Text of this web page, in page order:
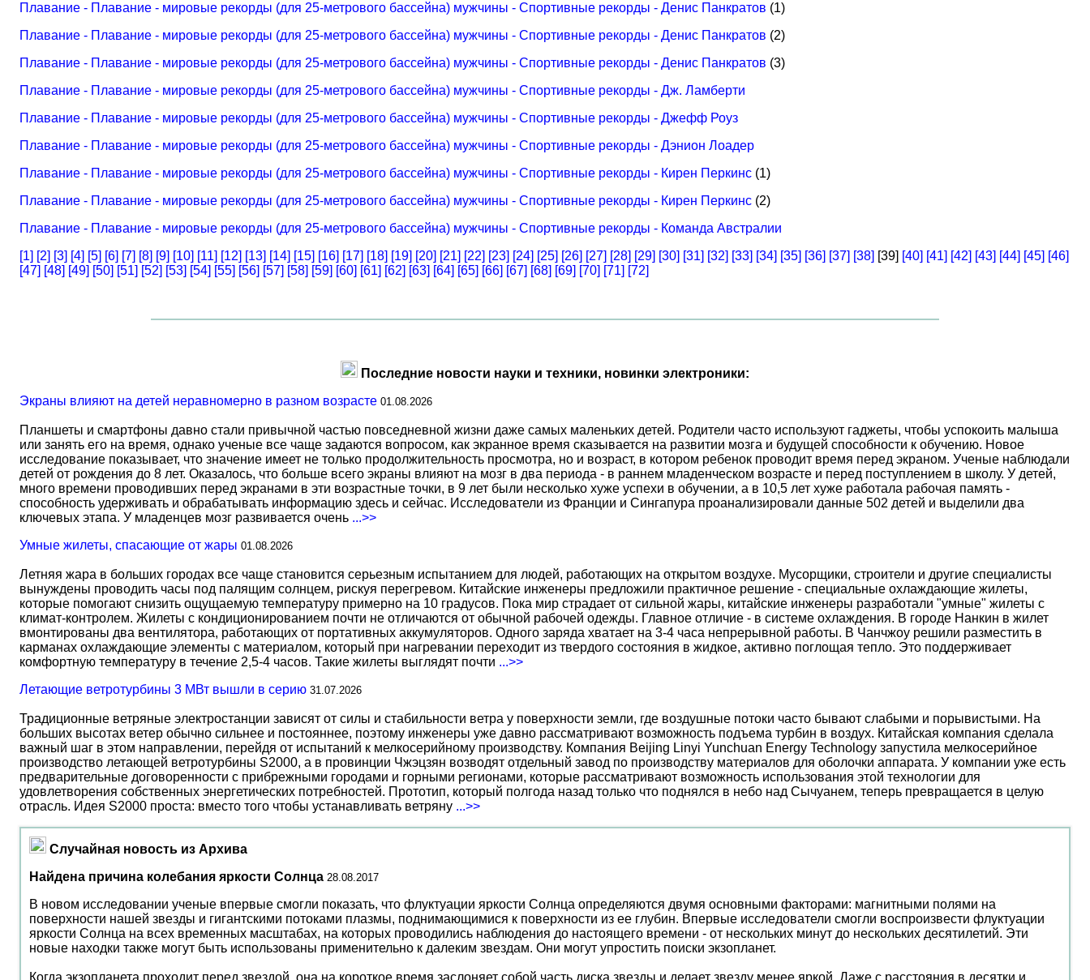
Плавание - Плавание - мировые рекорды (для 25-метрового бассейна) мужчины - Спортивные рекорды - Денис Панкратов (1)
Плавание - Плавание - мировые рекорды (для 25-метрового бассейна) мужчины - Спортивные рекорды - Денис Панкратов (2)
Плавание - Плавание - мировые рекорды (для 25-метрового бассейна) мужчины - Спортивные рекорды - Денис Панкратов (3)
Плавание - Плавание - мировые рекорды (для 25-метрового бассейна) мужчины - Спортивные рекорды - Дж. Ламберти
Плавание - Плавание - мировые рекорды (для 25-метрового бассейна) мужчины - Спортивные рекорды - Джефф Роуз
Плавание - Плавание - мировые рекорды (для 25-метрового бассейна) мужчины - Спортивные рекорды - Дэнион Лоадер
Плавание - Плавание - мировые рекорды (для 25-метрового бассейна) мужчины - Спортивные рекорды - Кирен Перкинс (1)
Плавание - Плавание - мировые рекорды (для 25-метрового бассейна) мужчины - Спортивные рекорды - Кирен Перкинс (2)
Плавание - Плавание - мировые рекорды (для 25-метрового бассейна) мужчины - Спортивные рекорды - Команда Австралии
[1] [2] [3] [4] [5] [6] [7] [8] [9] [10] [11] [12] [13] [14] [15] [16] [17] [18] [19] [20] [21] [22] [23] [24] [25] [26] [27] [28] [29] [30] [31] [32] [33] [34] [35] [36] [37] [38] [39] [40] [41] [42] [43] [44] [45] [46]
[47] [48] [49] [50] [51] [52] [53] [54] [55] [56] [57] [58] [59] [60] [61] [62] [63] [64] [65] [66] [67] [68] [69] [70] [71] [72]
Последние новости науки и техники, новинки электроники:
Экраны влияют на детей неравномерно в разном возрасте 01.08.2026
Планшеты и смартфоны давно стали привычной частью повседневной жизни даже самых маленьких детей. Родители часто используют гаджеты, чтобы успокоить малыша
или занять его на время, однако ученые все чаще задаются вопросом, как экранное время сказывается на развитии мозга и будущей способности к обучению. Новое
исследование показывает, что значение имеет не только продолжительность просмотра, но и возраст, в котором ребенок проводит время перед экраном. Ученые наблюдали
детей от рождения до 8 лет. Оказалось, что больше всего экраны влияют на мозг в два периода - в раннем младенческом возрасте и перед поступлением в школу. У детей,
много времени проводивших перед экранами в эти возрастные точки, в 9 лет были несколько хуже успехи в обучении, а в 10,5 лет хуже работала рабочая память -
способность удерживать и обрабатывать информацию здесь и сейчас. Исследователи из Франции и Сингапура проанализировали данные 502 детей и выделили два
ключевых этапа. У младенцев мозг развивается очень ...>>
Умные жилеты, спасающие от жары 01.08.2026
Летняя жара в больших городах все чаще становится серьезным испытанием для людей, работающих на открытом воздухе. Мусорщики, строители и другие специалисты
вынуждены проводить часы под палящим солнцем, рискуя перегревом. Китайские инженеры предложили практичное решение - специальные охлаждающие жилеты,
которые помогают снизить ощущаемую температуру примерно на 10 градусов. Пока мир страдает от сильной жары, китайские инженеры разработали "умные" жилеты с
климат-контролем. Жилеты с кондиционированием почти не отличаются от обычной рабочей одежды. Главное отличие - в системе охлаждения. В городе Нанкин в жилет
вмонтированы два вентилятора, работающих от портативных аккумуляторов. Одного заряда хватает на 3-4 часа непрерывной работы. В Чанчжоу решили разместить в
карманах охлаждающие элементы с материалом, который при нагревании переходит из твердого состояния в жидкое, активно поглощая тепло. Это поддерживает
комфортную температуру в течение 2,5-4 часов. Такие жилеты выглядят почти ...>>
Летающие ветротурбины 3 МВт вышли в серию 31.07.2026
Традиционные ветряные электростанции зависят от силы и стабильности ветра у поверхности земли, где воздушные потоки часто бывают слабыми и порывистыми. На
больших высотах ветер обычно сильнее и постояннее, поэтому инженеры уже давно рассматривают возможность подъема турбин в воздух. Китайская компания сделала
важный шаг в этом направлении, перейдя от испытаний к мелкосерийному производству. Компания Beijing Linyi Yunchuan Energy Technology запустила мелкосерийное
производство летающей ветротурбины S2000, а в провинции Чжэцзян возводят отдельный завод по производству материалов для оболочки аппарата. У компании уже есть
предварительные договоренности с прибрежными городами и горными регионами, которые рассматривают возможность использования этой технологии для
удовлетворения собственных энергетических потребностей. Прототип, который полгода назад только что поднялся в небо над Сычуанем, теперь превращается в целую
отрасль. Идея S2000 проста: вместо того чтобы устанавливать ветряну ...>>
Случайная новость из Архива
Найдена причина колебания яркости Солнца 28.08.2017
В новом исследовании ученые впервые смогли показать, что флуктуации яркости Солнца определяются двумя основными факторами: магнитными полями на
поверхности нашей звезды и гигантскими потоками плазмы, поднимающимися к поверхности из ее глубин. Впервые исследователи смогли воспроизвести флуктуации
яркости Солнца на всех временных масштабах, на которых проводились наблюдения до настоящего времени - от нескольких минут до нескольких десятилетий. Эти
новые находки также могут быть использованы применительно к далеким звездам. Они могут упростить поиски экзопланет.
Когда экзопланета проходит перед звездой, она на короткое время заслоняет собой часть диска звезды и делает звезду менее яркой. Даже с расстояния в десятки и